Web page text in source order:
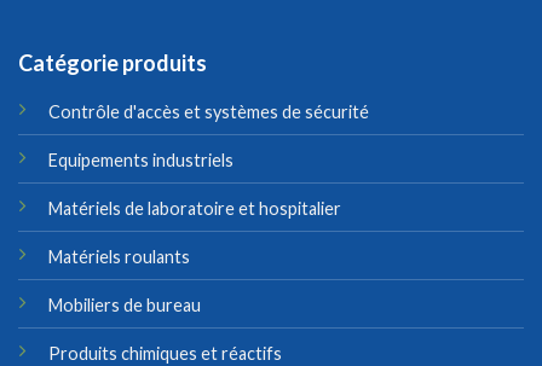
Catégorie produits
Contrôle d'accès et systèmes de sécurité
Equipements industriels
Matériels de laboratoire et hospitalier
Matériels roulants
Mobiliers de bureau
Produits chimiques et réactifs